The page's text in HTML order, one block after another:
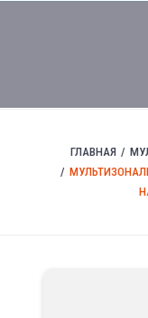
ГЛАВНАЯ